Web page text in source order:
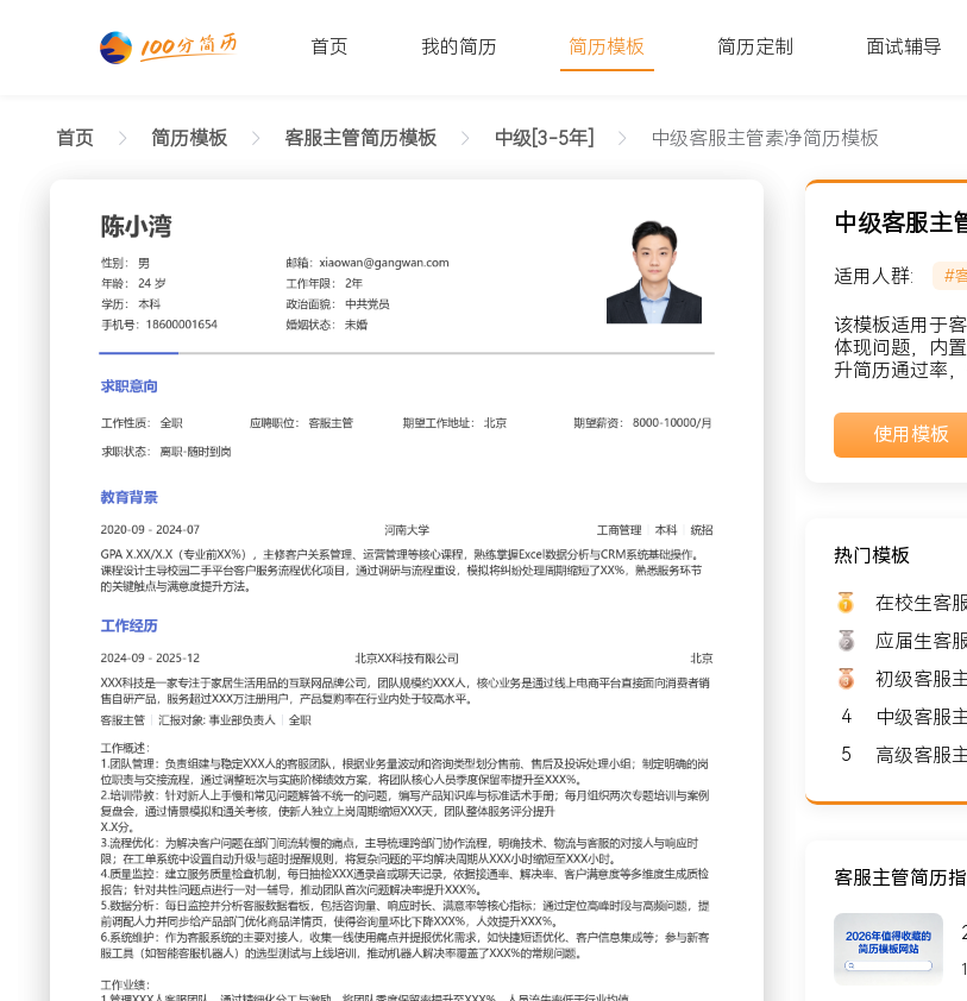
首页 我的简历 简历模板 简历定制 面试辅导
首页 简历模板 客服主管简历模板 中级[3-5年] 中级客服主管素净简历模板
正在查看中级客服主管素净简历模板文字版
陈小湾
性别: 男年龄: 26 学历: 本科婚姻状态: 未婚 工作年限: 4年 政治面貌: 党员
邮箱: xiaowan@gangwan.com
求职意向
工作性质: 全职应聘职位: 客服主管期望工作地址: 北京期望薪资: 8000-10000
工作经历
2024-09 -2025-12
XXX科技是一家专注于家居生活用品的互联网品牌公司，团队规模约XXX人，核心业务是
通过线上电商平台直接面向消费者销售自研产品，服务超过XXX万注册用户，产品复购率
在行业内处于较高水平。
客服主管汇报对象：部门总监
工作概述：
1.团队管理：负责组建与稳定XXX人的客服团队，根据业务量波动和咨询类型划分售前、
售后及投诉处理小组；制定明确的岗位职责与交接流程，通过调整班次与实施阶梯绩效方
中级客服主
适用人群: #
该模板适用于
体现问题，内
升简历通过率
使用模板
热门模板
在校生客
应届生客
初级客服
4
中级客服
5
高级客服
客服主管简历